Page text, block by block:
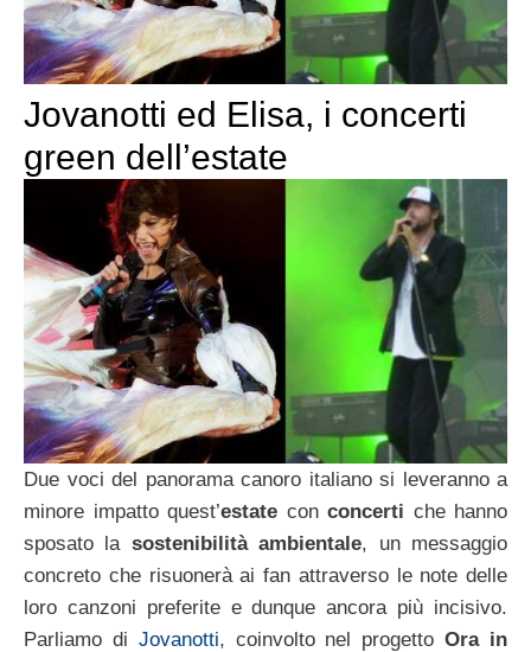
Jovanotti ed Elisa, i concerti
green dell’estate
Due voci del panorama canoro italiano si leveranno a
minore impatto quest’estate con concerti che hanno
sposato la sostenibilità ambientale, un messaggio
concreto che risuonerà ai fan attraverso le note delle
loro canzoni preferite e dunque ancora più incisivo.
Parliamo di Jovanotti, coinvolto nel progettoOra in